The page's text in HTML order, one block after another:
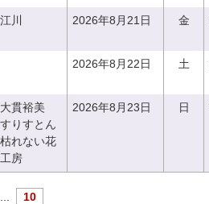
江川 2026年8月21日 金
2026年8月22日 土
大貫裕美
すりすとん
枯れない花
工房
2026年8月23日 日
10